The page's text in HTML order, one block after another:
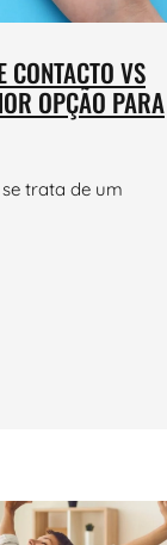
CONTACTO VS
OPÇÃO PARA
trata de um